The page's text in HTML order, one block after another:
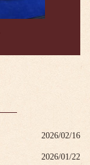
2026/02/16
2026/01/22